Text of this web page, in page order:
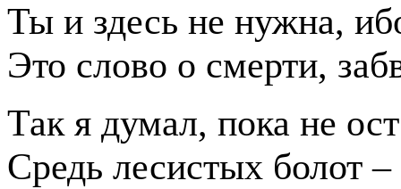
Ты и здесь не нужна,
Это слово о смерти,
Так я думал, пока не
Средь лесистых болот